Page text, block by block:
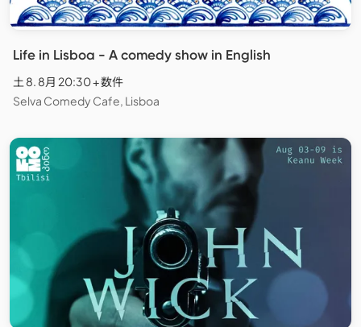
Life in Lisboa - A comedy show in English
土 8. 8月 20:30 + 数件
Selva Comedy Cafe, Lisboa